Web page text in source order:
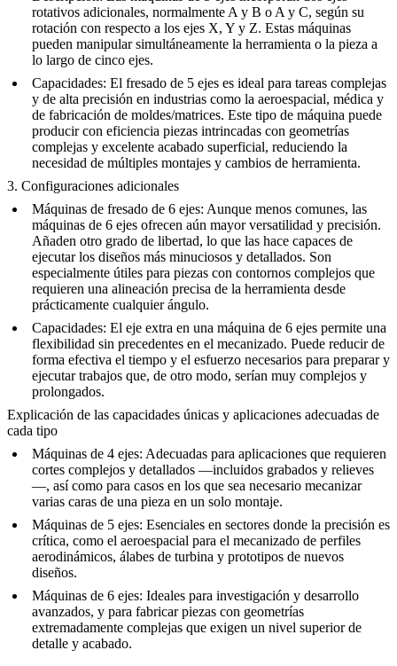
rotativos adicionales, normalmente A y B o A y C, según su
rotación con respecto a los ejes X, Y y Z. Estas máquinas
pueden manipular simultáneamente la herramienta o la pieza a
lo largo de cinco ejes.
Capacidades: El fresado de 5 ejes es ideal para tareas complejas
y de alta precisión en industrias como la aeroespacial, médica y
de fabricación de moldes/matrices. Este tipo de máquina puede
producir con eficiencia piezas intrincadas con geometrías
complejas y excelente acabado superficial, reduciendo la
necesidad de múltiples montajes y cambios de herramienta.
3. Configuraciones adicionales
Máquinas de fresado de 6 ejes: Aunque menos comunes, las
máquinas de 6 ejes ofrecen aún mayor versatilidad y precisión.
Añaden otro grado de libertad, lo que las hace capaces de
ejecutar los diseños más minuciosos y detallados. Son
especialmente útiles para piezas con contornos complejos que
requieren una alineación precisa de la herramienta desde
prácticamente cualquier ángulo.
Capacidades: El eje extra en una máquina de 6 ejes permite una
flexibilidad sin precedentes en el mecanizado. Puede reducir de
forma efectiva el tiempo y el esfuerzo necesarios para preparar y
ejecutar trabajos que, de otro modo, serían muy complejos y
prolongados.
Explicación de las capacidades únicas y aplicaciones adecuadas de
cada tipo
Máquinas de 4 ejes: Adecuadas para aplicaciones que requieren
cortes complejos y detallados —incluidos grabados y relieves
—, así como para casos en los que sea necesario mecanizar
varias caras de una pieza en un solo montaje.
Máquinas de 5 ejes: Esenciales en sectores donde la precisión es
crítica, como el aeroespacial para el mecanizado de perfiles
aerodinámicos, álabes de turbina y prototipos de nuevos
diseños.
Máquinas de 6 ejes: Ideales para investigación y desarrollo
avanzados, y para fabricar piezas con geometrías
extremadamente complejas que exigen un nivel superior de
detalle y acabado.